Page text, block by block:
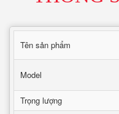
Tên sản phẩm
Model
Trọng lượng